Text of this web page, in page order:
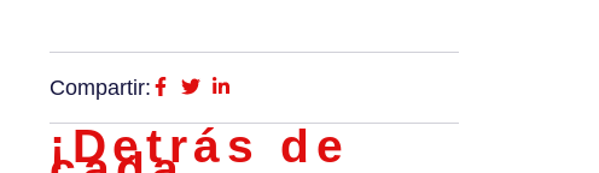
Compartir:
¡Detrás de